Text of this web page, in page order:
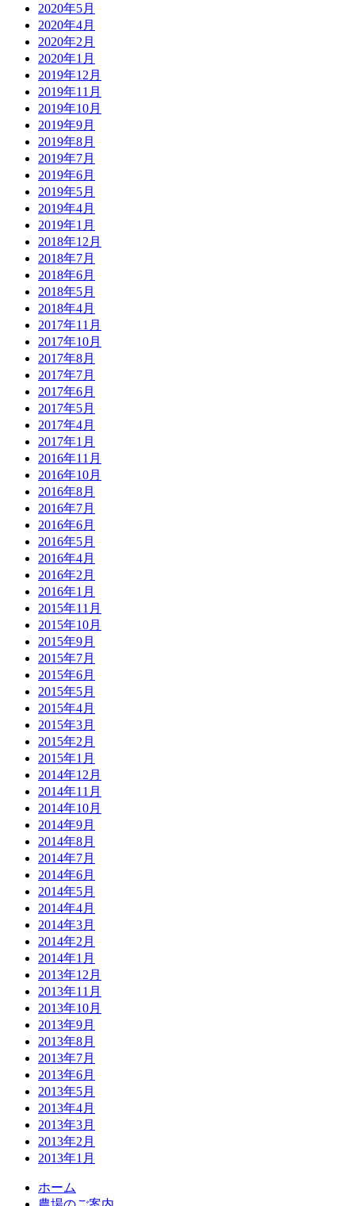
2020年5月
2020年4月
2020年2月
2020年1月
2019年12月
2019年11月
2019年10月
2019年9月
2019年8月
2019年7月
2019年6月
2019年5月
2019年4月
2019年1月
2018年12月
2018年7月
2018年6月
2018年5月
2018年4月
2017年11月
2017年10月
2017年8月
2017年7月
2017年6月
2017年5月
2017年4月
2017年1月
2016年11月
2016年10月
2016年8月
2016年7月
2016年6月
2016年5月
2016年4月
2016年2月
2016年1月
2015年11月
2015年10月
2015年9月
2015年7月
2015年6月
2015年5月
2015年4月
2015年3月
2015年2月
2015年1月
2014年12月
2014年11月
2014年10月
2014年9月
2014年8月
2014年7月
2014年6月
2014年5月
2014年4月
2014年3月
2014年2月
2014年1月
2013年12月
2013年11月
2013年10月
2013年9月
2013年8月
2013年7月
2013年6月
2013年5月
2013年4月
2013年3月
2013年2月
2013年1月
ホーム